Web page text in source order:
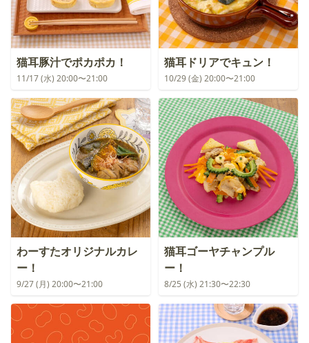
猫耳豚汁でポカポカ！
11/17 (水) 20:00〜21:00
猫耳ドリアでキュン！
10/29 (金) 20:00〜21:00
わーすたオリジナルカレ
ー！
9/27 (月) 20:00〜21:00
猫耳ゴーヤチャンプル
ー！
8/25 (水) 21:30〜22:30